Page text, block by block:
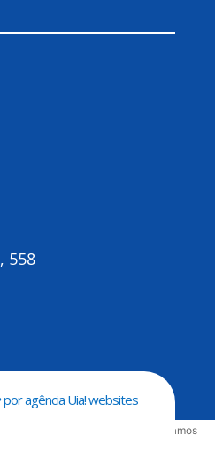
558
poragência Uia! websites
em Atendimento Princar, que vamos